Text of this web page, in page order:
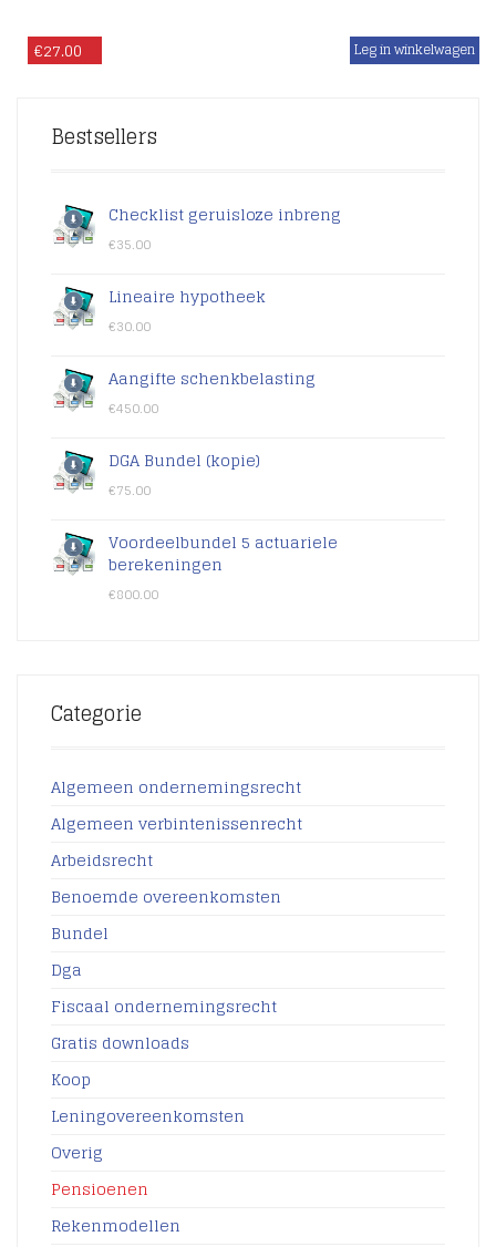
€27.00
Bestsellers
Checklist geruisloze inbreng
€35.00
Lineaire hypotheek
€30.00
Aangifte schenkbelasting
€450.00
DGA Bundel (kopie)
€75.00
Voordeelbundel 5 actuariele
berekeningen
€800.00
Categorie
Algemeen ondernemingsrecht
Algemeen verbintenissenrecht
Arbeidsrecht
Benoemde overeenkomsten
Bundel
Dga
Fiscaal ondernemingsrecht
Gratis downloads
Koop
Leningovereenkomsten
Overig
Pensioenen
Rekenmodellen